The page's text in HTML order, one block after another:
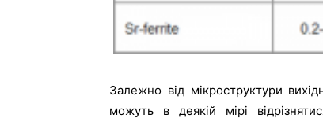
Залежно від мікроструктури
можуть в деякій мірі